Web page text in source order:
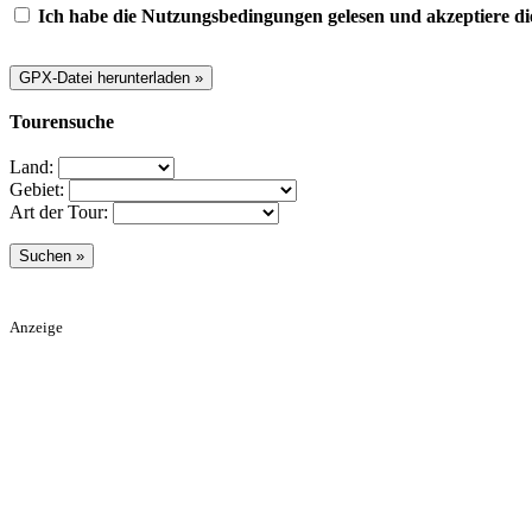
Ich habe die Nutzungsbedingungen gelesen und akzeptiere
Tourensuche
Land:
Gebiet:
Art der Tour:
Anzeige